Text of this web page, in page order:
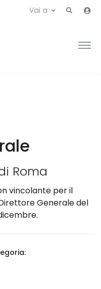
Vai a
Roma
vincolante per il
Generale del